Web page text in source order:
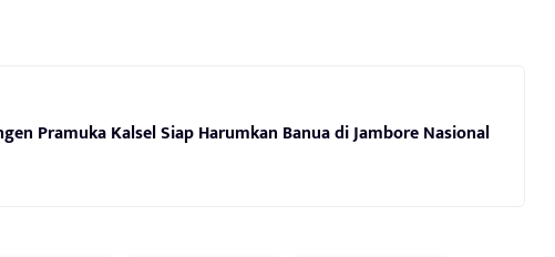
Pramuka Kalsel Siap Harumkan Banua di Jambore Nasional